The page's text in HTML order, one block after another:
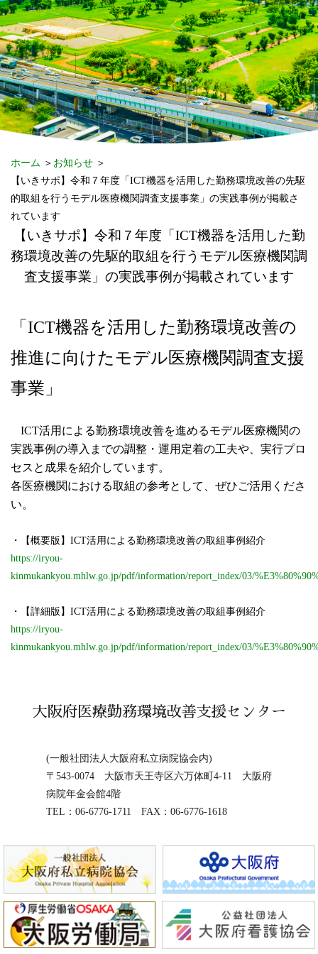
ホーム ＞ お知らせ ＞
【いきサポ】令和７年度「ICT機器を活用した勤務環境改善の先駆
的取組を行うモデル医療機関調査支援事業」の実践事例が掲載さ
れています
【いきサポ】令和７年度「ICT機器を活用した勤
務環境改善の先駆的取組を行うモデル医療機関調
査支援事業」の実践事例が掲載されています
「ICT機器を活用した勤務環境改善の
推進に向けたモデル医療機関調査支援
事業」
ICT活用による勤務環境改善を進めるモデル医療機関の
実践事例の導入までの調整・運用定着の工夫や、実行プロ
セスと成果を紹介しています。
各医療機関における取組の参考として、ぜひご活用くださ
い。
・【概要版】ICT活用による勤務環境改善の取組事例紹介
https://iryou-
kinmukankyou.mhlw.go.jp/pdf/information/report_index/03/
・【詳細版】ICT活用による勤務環境改善の取組事例紹介
https://iryou-
kinmukankyou.mhlw.go.jp/pdf/information/report_index/03/
大阪府医療勤務環境改善支援センター
(一般社団法人大阪府私立病院協会内)
〒543-0074 大阪市天王寺区六万体町4-11 大阪府
病院年金会館4階
TEL：06-6776-1711 FAX：06-6776-1618